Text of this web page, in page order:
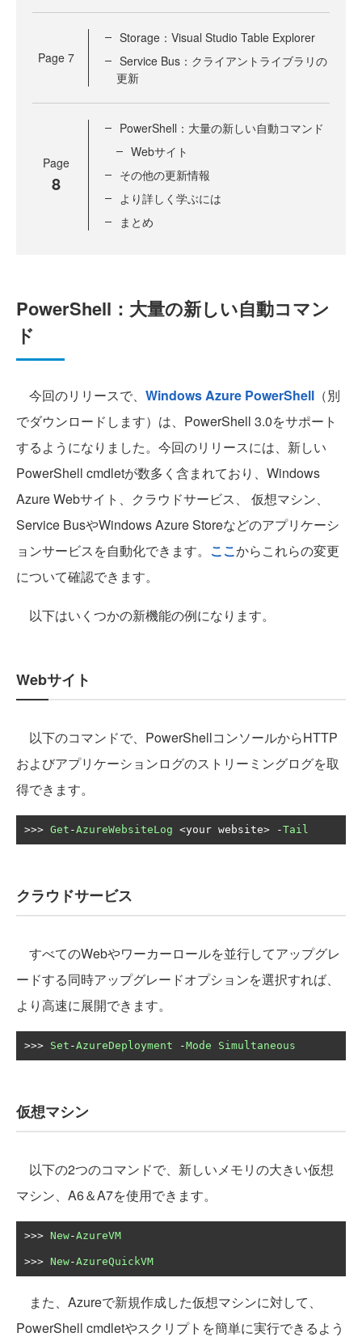
Page 7
Storage：Visual Studio Table Explorer
Service Bus：クライアントライブラリの
更新
Page
8
PowerShell：大量の新しい自動コマンド
Webサイト
その他の更新情報
より詳しく学ぶには
まとめ
PowerShell：大量の新しい自動コマン
ド
今回のリリースで、 Windows Azure PowerShell （別
でダウンロードします）は、PowerShell 3.0をサポート
するようになりました。今回のリリースには、新しい
PowerShell cmdletが数多く含まれており、Windows
Azure Webサイト、クラウドサービス、 仮想マシン、
Service BusやWindows Azure Storeなどのアプリケーシ
ョンサービスを自動化できます。 ここからこれらの変更
について確認できます。
以下はいくつかの新機能の例になります。
Webサイト
以下のコマンドで、PowerShellコンソールからHTTP
およびアプリケーションログのストリーミングログを取
得できます。
>>> Get -AzureWebsiteLog <your website> -Tail
クラウドサービス
すべてのWebやワーカーロールを並行してアップグレ
ードする同時アップグレードオプションを選択すれば、
より高速に展開できます。
>>> Set -AzureDeployment -Mode Simultaneous
仮想マシン
以下の2つのコマンドで、新しいメモリの大きい仮想
マシン、A6＆A7を使用できます。
>>> New-AzureVM
>>> New-AzureQuickVM
また、Azureで新規作成した仮想マシンに対して、
PowerShell cmdletやスクリプトを簡単に実行できるよう